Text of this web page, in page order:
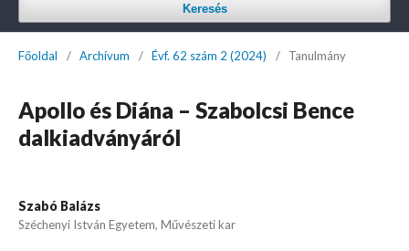
Keresés
Főoldal / Archívum / Évf. 62 szám 2 (2024) / Tanulmány
Apollo és Diána – Szabolcsi Bence
dalkiadványáról
Szabó Balázs
Széchenyi István Egyetem, Művészeti kar